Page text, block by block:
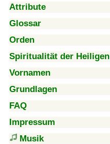
Attribute
Glossar
Orden
Spiritualität der Heiligen
Vornamen
Grundlagen
FAQ
Impressum
Musik